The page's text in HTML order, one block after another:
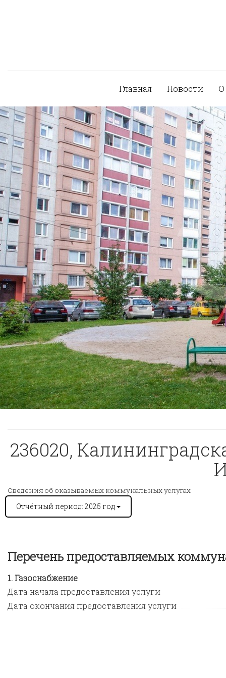
Главная Новости О
236020,
Сведения об оказываемых коммунальных услугах
Отчётный период: 2025 год
Перечень предоставляемых
Газоснабжение
Дата начала предоставления услуги
Дата окончания предоставления услуги